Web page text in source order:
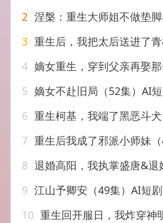
2 涅槃：重生大师姐不做垫脚石，执掌仙途&涅槃重生大师姐
3 重生后，我把太后送进了青楼
4 嫡女重生，穿到父亲再娶那一天（90集）袁
5 嫡女不赴旧局（52集）AI
6 重生柯基，我端了黑恶斗犬窝2&重生柯基我端了
7 重生后我成了邪派小师妹
8 退婚高阳，我执掌盛唐&退婚高阳我执
9 江山予卿安（49集）AI短剧
10 重生回开服日，我炸穿神明通道&重生回开服日我